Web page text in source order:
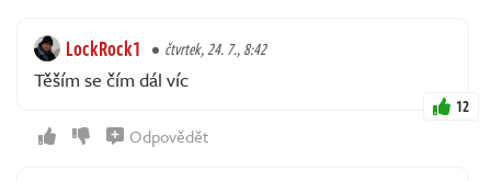
LockRock1 čtvrtek, 24. 7., 8:42
Těším se čím dál víc
12
Odpovědět